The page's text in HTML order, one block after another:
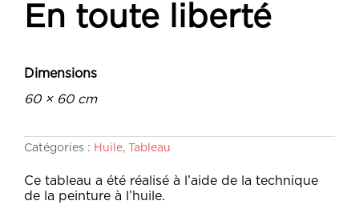
En toute liberté
Dimensions
60 × 60 cm
Catégories : Huile, Tableau
Ce tableau a été réalisé à l’aide de la technique
de la peinture à l’huile.